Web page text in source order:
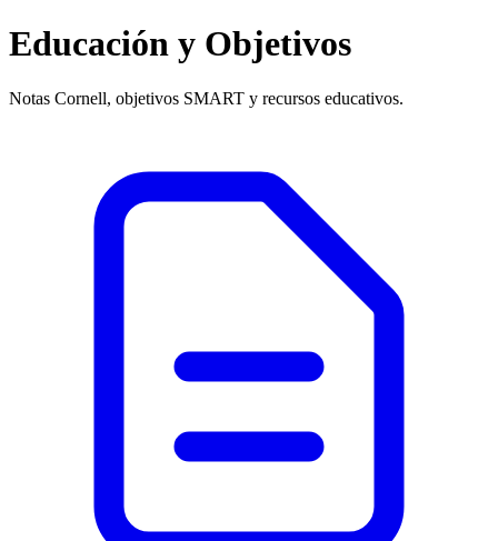
Educación y Objetivos
Notas Cornell, objetivos SMART y recursos educativos.